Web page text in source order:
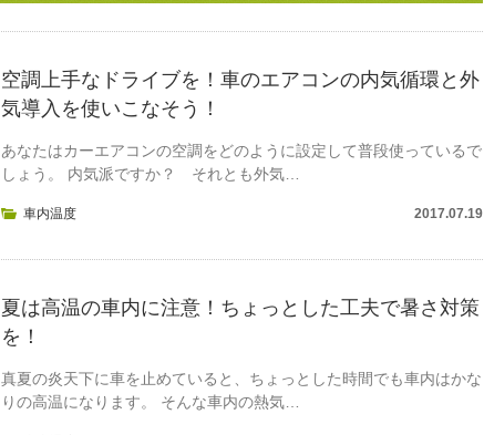
空調上手なドライブを！車のエアコンの内気循環と外
気導入を使いこなそう！
あなたはカーエアコンの空調をどのように設定して普段使っているで
しょう。 内気派ですか？ それとも外気…
車内温度 2017.07.19
夏は高温の車内に注意！ちょっとした工夫で暑さ対策
を！
真夏の炎天下に車を止めていると、ちょっとした時間でも車内はかな
りの高温になります。 そんな車内の熱気…